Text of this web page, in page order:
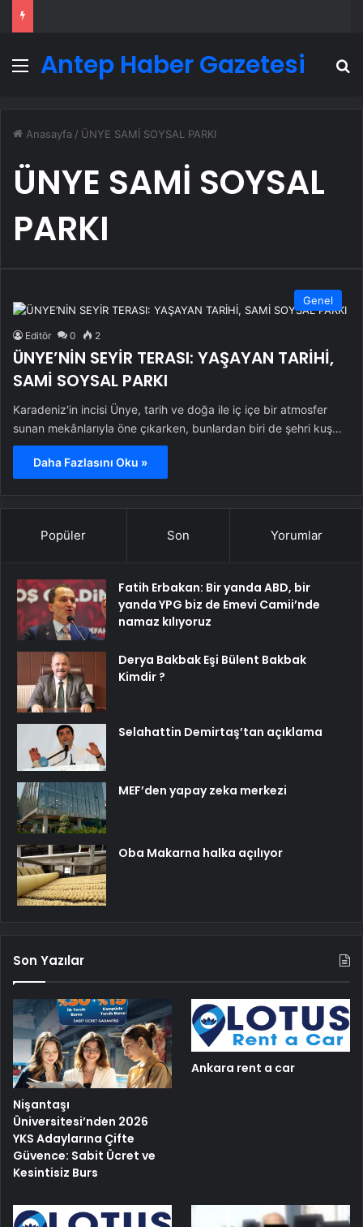
Menü
Antep Haber Gazetesi
Anasayfa / ÜNYE SAMİ SOYSAL PARKI
ÜNYE SAMİ SOYSAL
PARKI
Genel
Editör 0 2
ÜNYE’NİN SEYİR TERASI: YAŞAYAN TARİHİ,
SAMİ SOYSAL PARKI
Karadeniz'in incisi Ünye, tarih ve doğa ile iç içe bir atmosfer
sunan mekânlarıyla öne çıkarken, bunlardan biri de şehri kuş…
Daha Fazlasını Oku »
Popüler Son Yorumlar
Fatih Erbakan: Bir yanda ABD, bir
yanda YPG biz de Emevi Camii’nde
namaz kılıyoruz
Derya Bakbak Eşi Bülent Bakbak
Kimdir ?
Selahattin Demirtaş’tan açıklama
MEF’den yapay zeka merkezi
Oba Makarna halka açılıyor
Son Yazılar
Nişantaşı
Üniversitesi’nden 2026
YKS Adaylarına Çifte
Güvence: Sabit Ücret ve
Kesintisiz Burs
Ankara rent a car